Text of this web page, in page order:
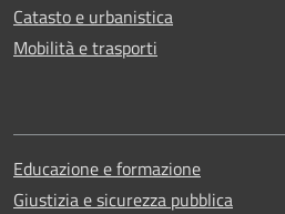
Catasto e urbanistica
Mobilità e trasporti
Educazione e formazione
Giustizia e sicurezza pubblica